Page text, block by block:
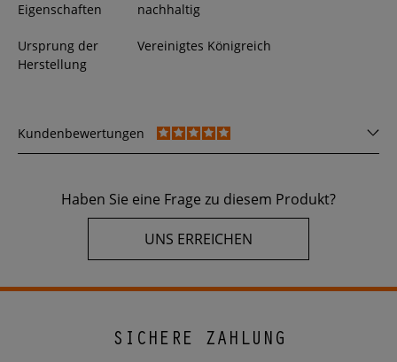
Eigenschaften nachhaltig
Ursprung der
Herstellung
Vereinigtes Königreich
Kundenbewertungen
Haben Sie eine Frage zu diesem Produkt?
UNS ERREICHEN
SICHERE ZAHLUNG